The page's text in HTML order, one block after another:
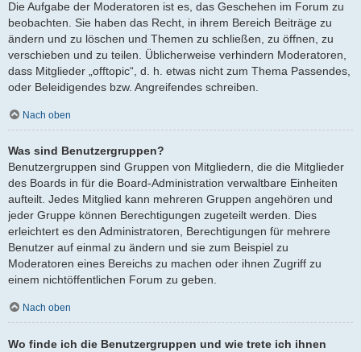
Die Aufgabe der Moderatoren ist es, das Geschehen im Forum zu
beobachten. Sie haben das Recht, in ihrem Bereich Beiträge zu
ändern und zu löschen und Themen zu schließen, zu öffnen, zu
verschieben und zu teilen. Üblicherweise verhindern Moderatoren,
dass Mitglieder „offtopic“, d. h. etwas nicht zum Thema Passendes,
oder Beleidigendes bzw. Angreifendes schreiben.
Nach oben
Was sind Benutzergruppen?
Benutzergruppen sind Gruppen von Mitgliedern, die die Mitglieder
des Boards in für die Board-Administration verwaltbare Einheiten
aufteilt. Jedes Mitglied kann mehreren Gruppen angehören und
jeder Gruppe können Berechtigungen zugeteilt werden. Dies
erleichtert es den Administratoren, Berechtigungen für mehrere
Benutzer auf einmal zu ändern und sie zum Beispiel zu
Moderatoren eines Bereichs zu machen oder ihnen Zugriff zu
einem nichtöffentlichen Forum zu geben.
Nach oben
Wo finde ich die Benutzergruppen und wie trete ich ihnen